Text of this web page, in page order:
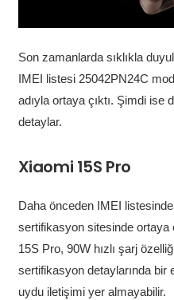
Son zamanlarda sıklıkla
IMEI listesi 25042PN24C
adıyla ortaya çıktı. Şimdi ise
detaylar.
Xiaomi 15S Pro
Daha önceden IMEI
sertifikasyon sitesinde ortaya
15S Pro, 90W hızlı şarj
sertifikasyon detaylarında
uydu iletişimi yer almayabilir.